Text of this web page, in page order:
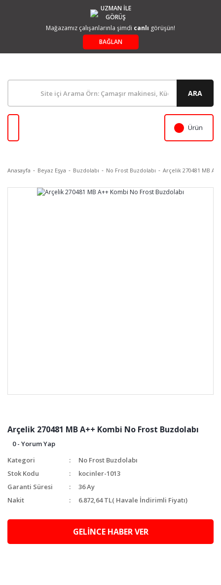
UZMAN İLE
GÖRÜŞ
Mağazamız çalışanlarınla şimdi canlı görüşün!
BAĞLAN
ARA
Ürün
Anasayfa Beyaz Eşya Buzdolabı No Frost Buzdolabı Arçelik 270481 MB
Arçelik 270481 MB A++ Kombi No Frost Buzdolabı
0 - Yorum Yap
Kategori
No Frost Buzdolabı
Stok Kodu
kocinler-1013
Garanti Süresi
36 Ay
Nakit
6.872,64 TL( Havale İndirimli Fiyatı)
GELİNCE HABER VER